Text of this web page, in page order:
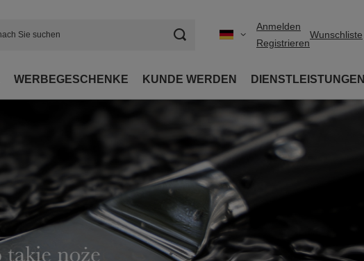
Anmelden
Registrieren
Wunschliste
WERBEGESCHENKE KUNDE WERDEN DIENSTLEISTUNGEN